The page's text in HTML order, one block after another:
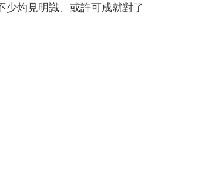
少灼見明識、或許可成就對了